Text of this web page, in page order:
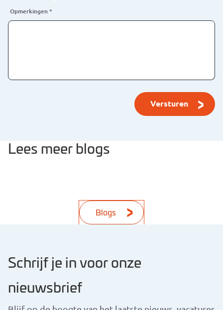
Opmerkingen*
Lees meer blogs
Blogs
Schrijf je in voor onze
nieuwsbrief